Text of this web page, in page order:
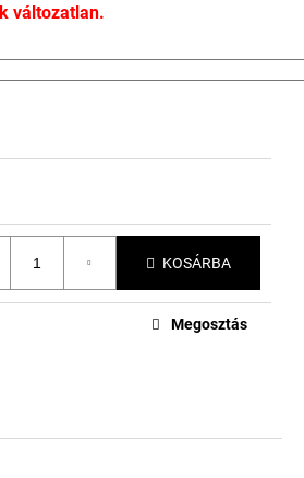
változatlan.
KOSÁRBA
Megosztás